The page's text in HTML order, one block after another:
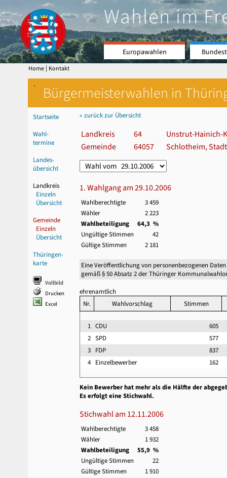
Wahlen im
Europawahlen
Home | Kontakt
` Bürgermeisterwahlen in
Startseite
Wahl-
termine
Landes-
übersicht
Landkreis
Einzeln
Übersicht
Gemeinde
Einzeln
Übersicht
Thüringen-
karte
Vollbild
Drucken
Excel
« zurück zur Übersicht
Landkreis 64
Unstrut-Hainich-
Gemeinde
64057 Schlotheim, Stadt
1. Wahlgang am 29.10.2006
Wahlberechtigte
3 459
Wähler
2 223
Wahlbeteiligung
64,3 %
Ungültige Stimmen
42
Gültige Stimmen
2 181
Eine Veröffentlichung von personenbezogenen
gemäß § 50 Absatz 2 der Thüringer
ehrenamtlich
Nr.
Wahlvorschlag Stimmen
1 CDU
605
2 SPD
577
3 FDP
837
4 Einzelbewerber 162
Kein Bewerber hat mehr als die Hälfte der
Es erfolgt eine Stichwahl.
Stichwahl am 12.11.2006
Wahlberechtigte
3 458
Wähler
1 932
Wahlbeteiligung
55,9 %
Ungültige Stimmen
22
Gültige Stimmen
1 910